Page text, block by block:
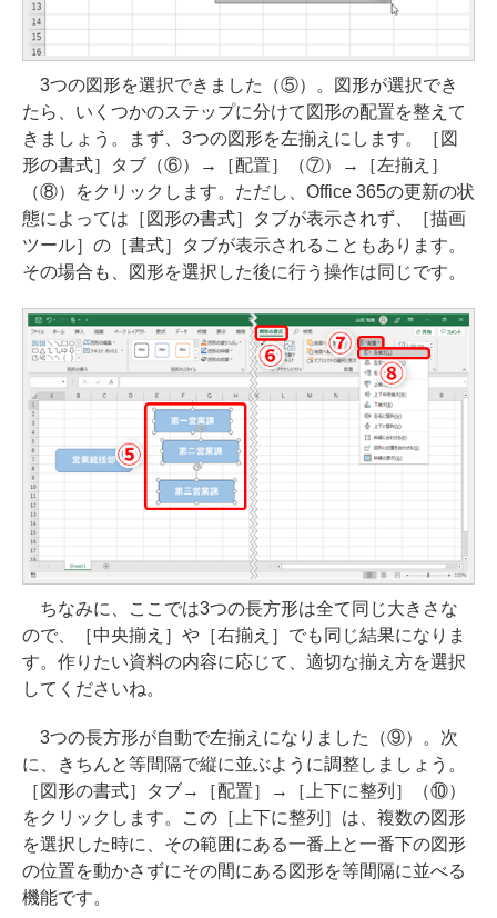
3つの図形を選択できました（⑤）。図形が選択でき
たら、いくつかのステップに分けて図形の配置を整えて
きましょう。まず、3つの図形を左揃えにします。［図
形の書式］タブ（⑥）→［配置］（⑦）→［左揃え］
（⑧）をクリックします。ただし、Office 365の更新の状
態によっては［図形の書式］タブが表示されず、［描画
ツール］の［書式］タブが表示されることもあります。
その場合も、図形を選択した後に行う操作は同じです。
ちなみに、ここでは3つの長方形は全て同じ大きさな
ので、［中央揃え］や［右揃え］でも同じ結果になりま
す。作りたい資料の内容に応じて、適切な揃え方を選択
してくださいね。
3つの長方形が自動で左揃えになりました（⑨）。次
に、きちんと等間隔で縦に並ぶように調整しましょう。
［図形の書式］タブ→［配置］→［上下に整列］（⑩）
をクリックします。この［上下に整列］は、複数の図形
を選択した時に、その範囲にある一番上と一番下の図形
の位置を動かさずにその間にある図形を等間隔に並べる
機能です。